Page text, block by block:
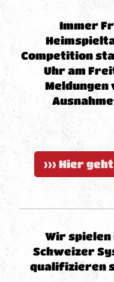
Immer
Competition
Uhr am
Meldungen
>>> Hier
Wir spielen
Schweizer
qualifizieren